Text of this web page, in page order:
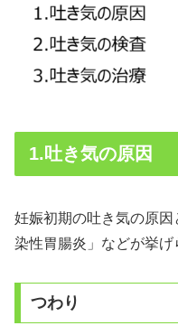
1.吐き気の原因
妊娠初期の吐き気の原
染性胃腸炎」などが挙げ
つわり